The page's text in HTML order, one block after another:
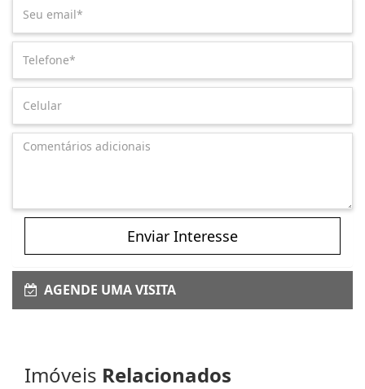
Enviar Interesse
AGENDE UMA VISITA
Imóveis Relacionados